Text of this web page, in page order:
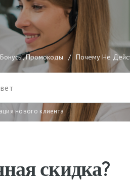
Промокоды / Почему Не
нового клиента
скидка?